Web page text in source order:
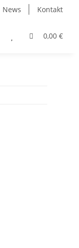
News Kontakt
0,00 €